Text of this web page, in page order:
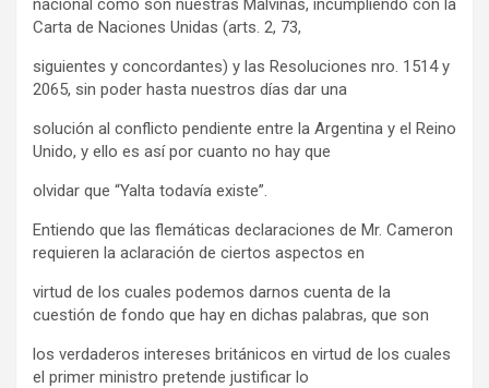
nacional como son nuestras Malvinas, incumpliendo con la
Carta de Naciones Unidas (arts. 2, 73,
siguientes y concordantes) y las Resoluciones nro. 1514 y
2065, sin poder hasta nuestros días dar una
solución al conflicto pendiente entre la Argentina y el Reino
Unido, y ello es así por cuanto no hay que
olvidar que “Yalta todavía existe”.
Entiendo que las flemáticas declaraciones de Mr. Cameron
requieren la aclaración de ciertos aspectos en
virtud de los cuales podemos darnos cuenta de la
cuestión de fondo que hay en dichas palabras, que son
los verdaderos intereses británicos en virtud de los cuales
el primer ministro pretende justificar lo